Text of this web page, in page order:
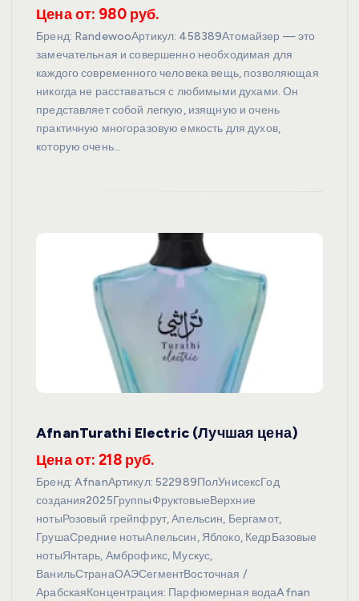
Цена от: 980 руб.
Бренд: RandewooАртикул: 458389Атомайзер — это
замечательная и совершенно необходимая для
каждого современного человека вещь, позволяющая
никогда не расставаться с любимыми духами. Он
представляет собой легкую, изящную и очень
практичную многоразовую емкость для духов,
которую очень…
AfnanTurathi Electric (Лучшая цена)
Цена от: 218 руб.
Бренд: AfnanАртикул: 522989ПолУнисексГод
создания2025ГруппыФруктовыеВерхние
нотыРозовый грейпфрут, Апельсин, Бергамот,
ГрушаСредние нотыАпельсин, Яблоко, КедрБазовые
нотыЯнтарь, Амброфикс, Мускус,
ВанильСтранаОАЭСегментВосточная /
АрабскаяКонцентрация: Парфюмерная водаAfnan